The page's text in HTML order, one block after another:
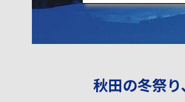
秋田の冬祭